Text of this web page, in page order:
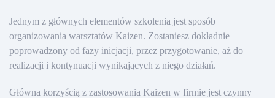
Jednym z głównych elementów szkolenia jest sposób
organizowania warsztatów Kaizen. Zostaniesz dokładnie
poprowadzony od fazy inicjacji, przez przygotowanie, aż do
realizacji i kontynuacji wynikających z niego działań.
Główna korzyścią z zastosowania Kaizen w firmie jest czynny